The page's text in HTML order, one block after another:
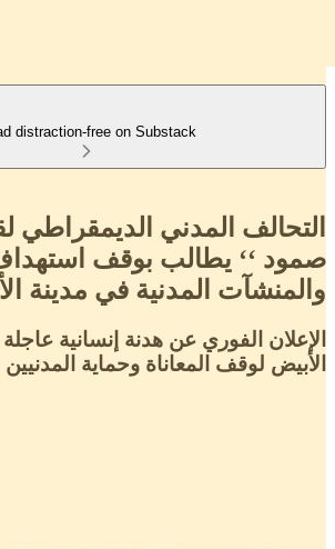
distraction-free on Substack
التحالف المدني الديمقراطي
صمود ‘‘ يطالب بوقف
والمنشآت المدنية في مدينة
الإعلان الفوري عن هدنة إنسانية
الأبيض لوقف المعاناة وحماية المدنيين